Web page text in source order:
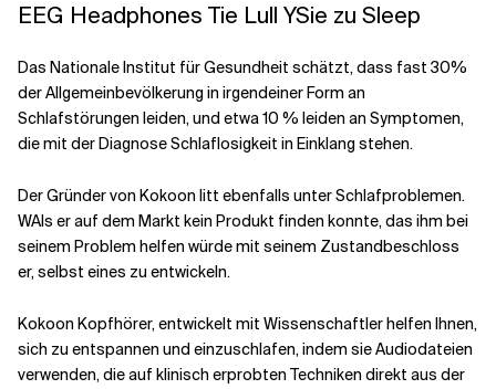
EEG Headphones Tie Lull YSie zu Sleep
Das Nationale Institut für Gesundheit schätzt, dass fast 30%
der Allgemeinbevölkerung in irgendeiner Form an
Schlafstörungen leiden, und etwa 10 % leiden an Symptomen,
die mit der Diagnose Schlaflosigkeit in Einklang stehen.
Der Gründer von Kokoon litt ebenfalls unter Schlafproblemen.
WAls er auf dem Markt kein Produkt finden konnte, das ihm bei
seinem Problem helfen würdemit seinem Zustandbeschloss
er, selbst eines zu entwickeln.
Kokoon Kopfhörer, entwickelt mit Wissenschaftler helfen Ihnen,
sich zu entspannen und einzuschlafen, indem sie Audiodateien
verwenden, die auf klinisch erprobten Techniken direkt aus der